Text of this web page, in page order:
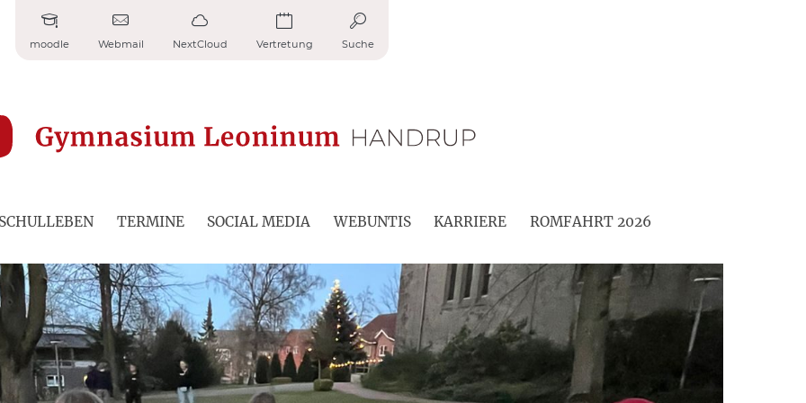
moodle Webmail NextCloud Vertretung Suche
SCHULLEBEN TERMINE SOCIAL MEDIA WEBUNTIS KARRIERE ROMFAHRT 2026